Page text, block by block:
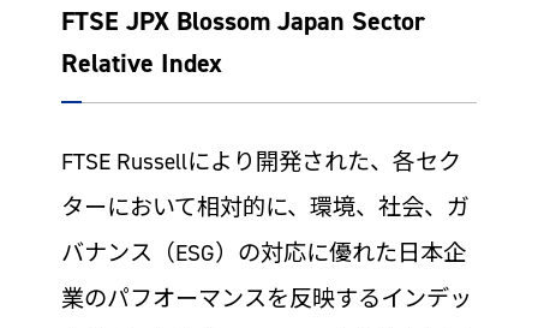
FTSE JPX Blossom Japan Sector
Relative Index
FTSE Russellにより開発された、各セク
ターにおいて相対的に、環境、社会、ガ
バナンス（ESG）の対応に優れた日本企
業のパフオーマンスを反映するインデッ